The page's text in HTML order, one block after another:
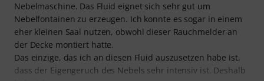
Nebelmaschine. Das Fluid eignet sich sehr gut um
Nebelfontainen zu erzeugen. Ich konnte es sogar in einem
eher kleinen Saal nutzen, obwohl dieser Rauchmelder an
der Decke montiert hatte.
Das einzige, das ich an diesen Fluid auszusetzen habe ist,
dass der Eigengeruch des Nebels sehr intensiv ist. Deshalb